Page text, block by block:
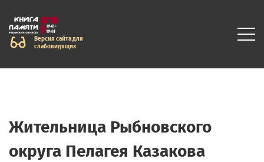
Версия сайта для
слабовидящих
Жительница Рыбновского
округа Пелагея Казакова